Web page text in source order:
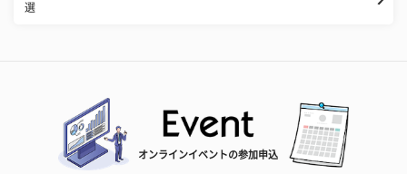
選
オンラインイベントの参加申込